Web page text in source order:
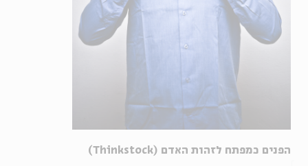
הפנים כמפתח לזהות האדם (Thinkstock)